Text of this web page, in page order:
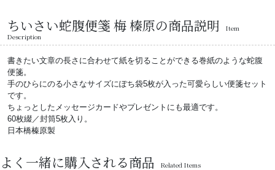
ちいさい蛇腹便箋 梅 榛原の商品説明
Item
Description
書きたい文章の長さに合わせて紙を切ることができる巻紙のような蛇腹
便箋。
手のひらにのる小さなサイズにぽち袋5枚が入った可愛らしい便箋セット
です。
ちょっとしたメッセージカードやプレゼントにも最適です。
60枚綴／封筒5枚入り。
日本橋榛原製
よく一緒に購入される商品 Related Items